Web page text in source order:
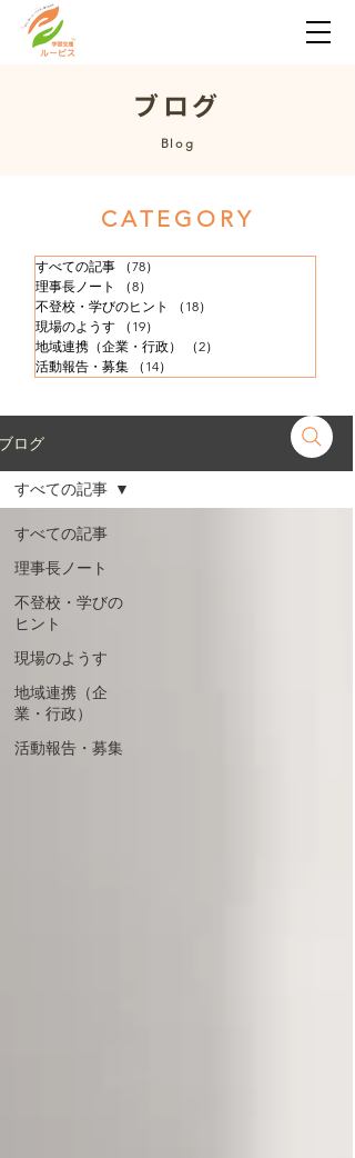
​ブログ
​Blog
​CATEGORY
すべての記事 （78）
理事長ノート
（8）
不登校・学びのヒント
（18）
現場のようす
（19）
地域連携（企業・行政）
（2）
活動報告・募集
（14）
ログ
すべての記事
理事長ノート
不登校・学びの
ヒント
現場のようす
地域連携（企
業・行政）
活動報告・募集
すべての記事